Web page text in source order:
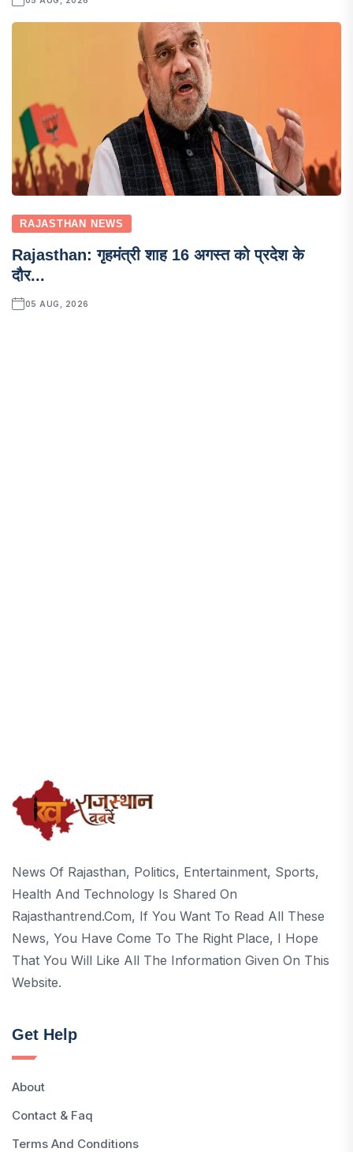
RAJASTHAN NEWS
Rajasthan: गृहमंत्री शाह 16 अगस्त को प्रदेश के
दौर...
05 AUG, 2026
News Of Rajasthan, Politics, Entertainment, Sports,
Health And Technology Is Shared On
Rajasthantrend.com, If You Want To Read All These
News, You Have Come To The Right Place, I Hope
That You Will Like All The Information Given On This
Website.
Get Help
About
Contact & Faq
Terms And Conditions